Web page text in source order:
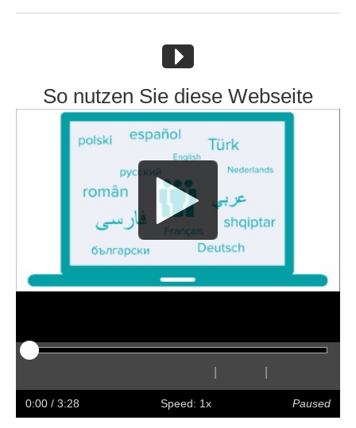
So nutzen Sie diese Webseite
Hide
captions
FasterSlower
full
screen
0:00 / 3:28 Speed: 1x Paused